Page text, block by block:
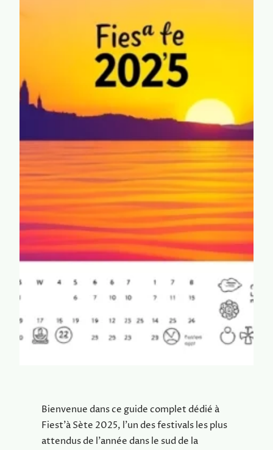
Bienvenue dans ce guide complet dédié à
Fiest’à Sète 2025, l’un des festivals les plus
attendus de l’année dans le sud de la